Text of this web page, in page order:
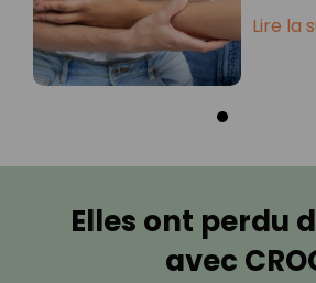
Lire la
Elles ont perdu
avec